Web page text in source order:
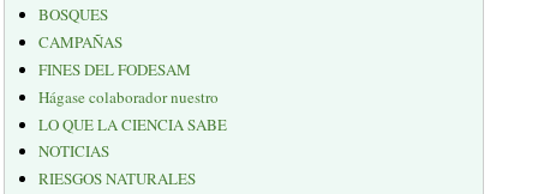
BOSQUES
CAMPAÑAS
FINES DEL FODESAM
Hágase colaborador nuestro
LO QUE LA CIENCIA SABE
NOTICIAS
RIESGOS NATURALES